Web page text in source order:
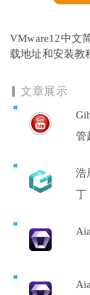
VMware12中文
载地址和安装教
文章展示
管
浩
丁